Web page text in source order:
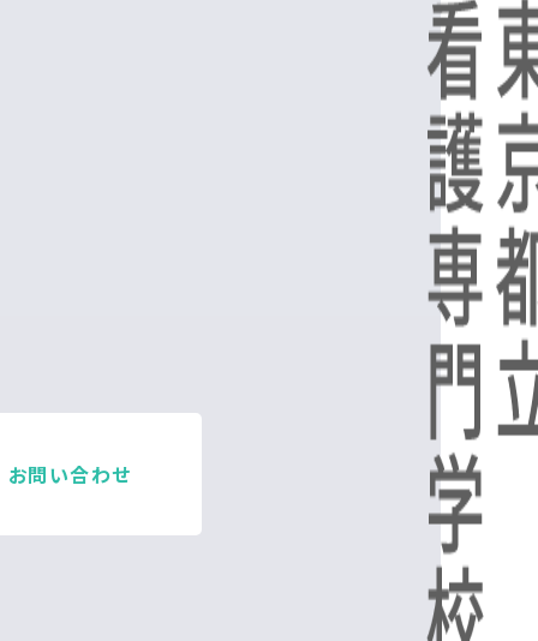
お問い合わせ